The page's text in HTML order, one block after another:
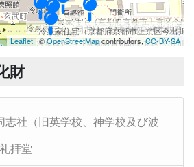
冷泉家住宅（京都府京都市上京区今出
冷泉家住宅（京都府京都市上京区今出川
冷泉家住宅（京都府京都市上京区今出川通烏
冷泉家住宅（京都府京都市上京区今出川
同志社（旧英学校、神学校及び
Leaflet| ©OpenStreetMapcontributors,CC-BY-SA
財
志社（旧英学校、神学校及び波
拝堂